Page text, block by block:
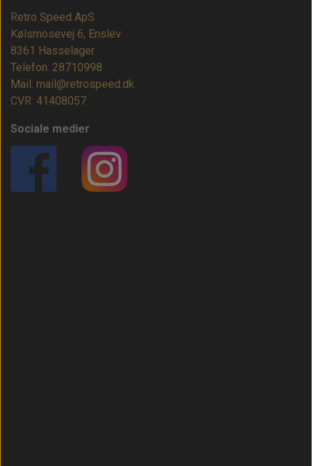
Retro Speed ApS
Kølsmosevej 6, Enslev
8361 Hasselager
Telefon: 28710998
Mail: mail@retrospeed.dk
CVR: 41408057
Sociale medier